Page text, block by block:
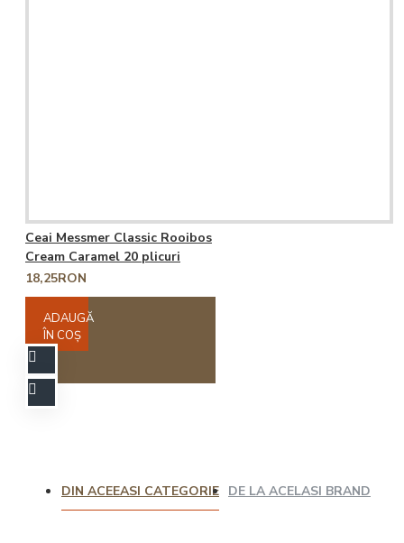
Ceai Messmer Classic Rooibos
Cream Caramel 20 plicuri
18,25RON
ADAUGĂ
ÎN COŞ
DIN ACEEASI CATEGORIE DE LA ACELASI BRAND